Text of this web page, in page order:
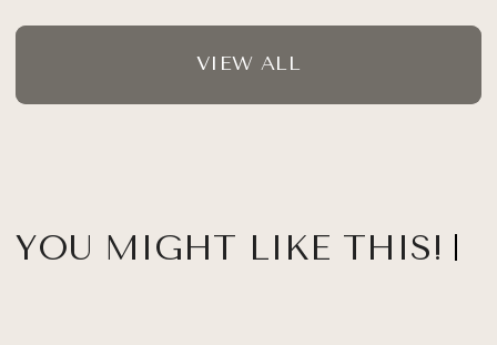
VIEW ALL
YOU MIGHT LIKE THIS!